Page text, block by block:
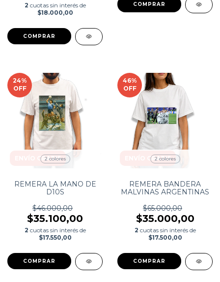
2 cuotas sin interés de
$18.000,00
COMPRAR
24%
OFF
ENVÍO GRATIS
2 colores
REMERA LA MANO DE
D10S
$46.000,00
$35.100,00
2 cuotas sin interés de
$17.550,00
COMPRAR
46%
OFF
ENVÍO GRATIS
2 colores
REMERA BANDERA
MALVINAS ARGENTINAS
$65.000,00
$35.000,00
2 cuotas sin interés de
$17.500,00
COMPRAR